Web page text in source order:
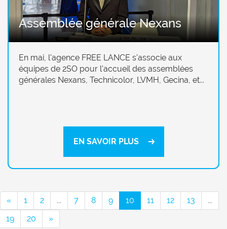
Assemblée générale Nexans
En mai, l'agence FREE LANCE s'associe aux
équipes de 2SO pour l'accueil des assemblées
générales Nexans, Technicolor, LVMH, Gecina, et...
EN SAVOIR PLUS
« 1 2 ... 7 8 9 10 11 12 13
...
19
20 »